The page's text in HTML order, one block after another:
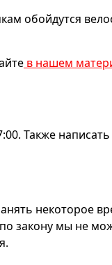
обойдутся
в нашем
Также
некоторое
закону мы не